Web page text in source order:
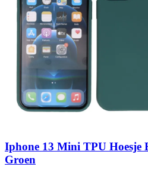
Iphone 13 Mini TPU Hoesje
Groen